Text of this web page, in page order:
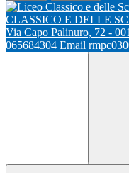
CLASSICO E DELLE
Via Capo Palinuro, 72 -
065684304 Email